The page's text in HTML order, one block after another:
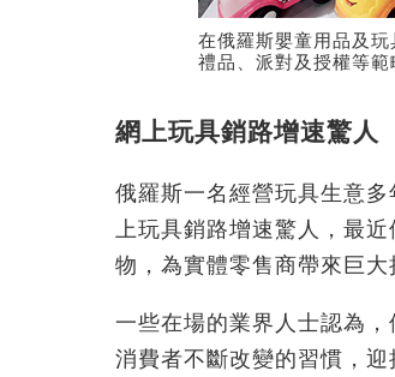
在俄羅斯嬰童用品及
禮品、派對及授權等範
網上玩具銷路增速驚人
俄羅斯一名經營玩具生意
上玩具銷路增速驚人，最
物，為實體零售商帶來巨大
一些在場的業界人士認為
消費者不斷改變的習慣，